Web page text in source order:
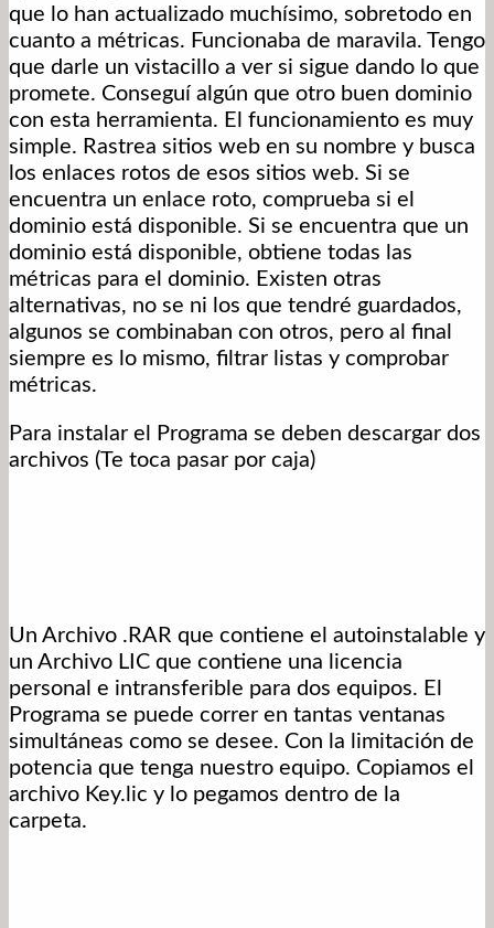
que lo han actualizado muchísimo, sobretodo en
cuanto a métricas. Funcionaba de maravila. Tengo
que darle un vistacillo a ver si sigue dando lo que
promete. Conseguí algún que otro buen dominio
con esta herramienta. El funcionamiento es muy
simple. Rastrea sitios web en su nombre y busca
los enlaces rotos de esos sitios web. Si se
encuentra un enlace roto, comprueba si el
dominio está disponible. Si se encuentra que un
dominio está disponible, obtiene todas las
métricas para el dominio. Existen otras
alternativas, no se ni los que tendré guardados,
algunos se combinaban con otros, pero al final
siempre es lo mismo, filtrar listas y comprobar
métricas.
Para instalar el Programa se deben descargar dos
archivos (Te toca pasar por caja)
Un Archivo .RAR que contiene el autoinstalable y
un Archivo LIC que contiene una licencia
personal e intransferible para dos equipos. El
Programa se puede correr en tantas ventanas
simultáneas como se desee. Con la limitación de
potencia que tenga nuestro equipo. Copiamos el
archivo Key.lic y lo pegamos dentro de la
carpeta.